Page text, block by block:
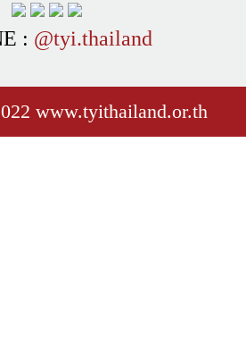
: @tyi.thailand
www.tyithailand.or.th